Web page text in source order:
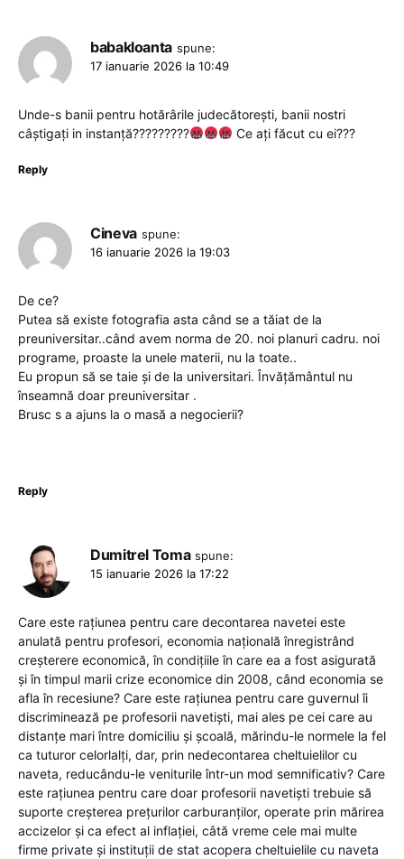
babakloanta spune:
17 ianuarie 2026 la 10:49
Unde-s banii pentru hotărârile judecătorești, banii nostri
câștigați in instanță?????????
Ce ați făcut cu ei???
Reply
Cineva spune:
16 ianuarie 2026 la 19:03
De ce?
Putea să existe fotografia asta când se a tăiat de la
preuniversitar..când avem norma de 20. noi planuri cadru. noi
programe, proaste la unele materii, nu la toate..
Eu propun să se taie și de la universitari. Învățământul nu
înseamnă doar preuniversitar .
Brusc s a ajuns la o masă a negocierii?
Reply
Dumitrel Toma spune:
15 ianuarie 2026 la 17:22
Care este rațiunea pentru care decontarea navetei este
anulată pentru profesori, economia națională înregistrând
creșterere economică, în condițiile în care ea a fost asigurată
și în timpul marii crize economice din 2008, când economia se
afla în recesiune? Care este rațiunea pentru care guvernul îi
discriminează pe profesorii navetiști, mai ales pe cei care au
distanțe mari între domiciliu și școală, mărindu-le normele la fel
ca tuturor celorlalți, dar, prin nedecontarea cheltuielilor cu
naveta, reducându-le veniturile într-un mod semnificativ? Care
este rațiunea pentru care doar profesorii navetiști trebuie să
suporte creșterea prețurilor carburanților, operate prin mărirea
accizelor și ca efect al inflației, câtă vreme cele mai multe
firme private și instituții de stat acopera cheltuielile cu naveta